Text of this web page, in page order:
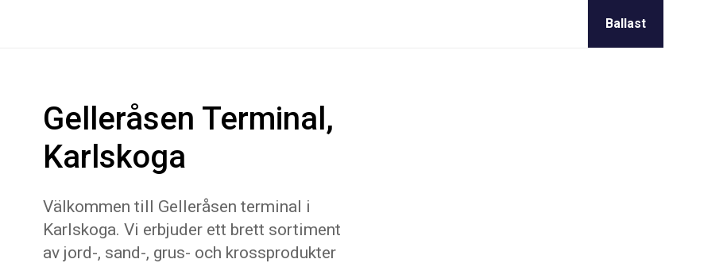
Ballast
Gelleråsen Terminal,
Karlskoga
Välkommen till Gelleråsen terminal i
Karlskoga. Vi erbjuder ett brett sortiment
av jord-, sand-, grus- och krossprodukter